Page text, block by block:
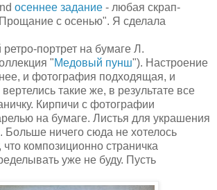
осеннее задание - любая скрап-
с осенью". Я сделала
портрет на бумаге Л.
"Медовый пунш"). Настроение
и фотография подходящая, и
такие же, в результате все
Кирпичи с фотографии
на бумаге. Листья для украшения
Больше ничего сюда не хотелось
композиционно страничка
уже не буду. Пусть